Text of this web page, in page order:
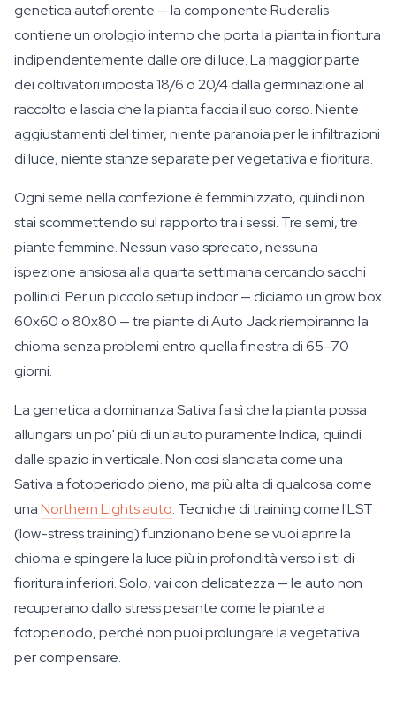
genetica autofiorente — la componente Ruderalis
contiene un orologio interno che porta la pianta in fioritura
indipendentemente dalle ore di luce. La maggior parte
dei coltivatori imposta 18/6 o 20/4 dalla germinazione al
raccolto e lascia che la pianta faccia il suo corso. Niente
aggiustamenti del timer, niente paranoia per le infiltrazioni
di luce, niente stanze separate per vegetativa e fioritura.
Ogni seme nella confezione è femminizzato, quindi non
stai scommettendo sul rapporto tra i sessi. Tre semi, tre
piante femmine. Nessun vaso sprecato, nessuna
ispezione ansiosa alla quarta settimana cercando sacchi
pollinici. Per un piccolo setup indoor — diciamo un grow box
60x60 o 80x80 — tre piante di Auto Jack riempiranno la
chioma senza problemi entro quella finestra di 65–70
giorni.
La genetica a dominanza Sativa fa sì che la pianta possa
allungarsi un po' più di un'auto puramente Indica, quindi
dalle spazio in verticale. Non così slanciata come una
Sativa a fotoperiodo pieno, ma più alta di qualcosa come
unaNorthern Lights auto. Tecniche di training come l'LST
(low-stress training) funzionano bene se vuoi aprire la
chioma e spingere la luce più in profondità verso i siti di
fioritura inferiori. Solo, vai con delicatezza — le auto non
recuperano dallo stress pesante come le piante a
fotoperiodo, perché non puoi prolungare la vegetativa
per compensare.